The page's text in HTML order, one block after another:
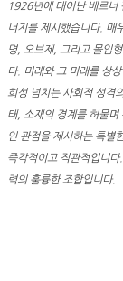
1926년에 태어난 베르너
너지를 제시했습니다. 매
명, 오브제, 그리고 몰입
다. 미래와 그 미래를 상
희성 넘치는 사회적 성격
태, 소재의 경계를 허물
인 관점을 제시하는 특별
즉각적이고 직관적입니
력의 훌륭한 조합입니다.